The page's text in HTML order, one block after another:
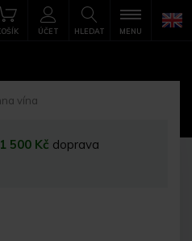
HLEDAT
ÚČET MENU
vína
500 Kč doprava